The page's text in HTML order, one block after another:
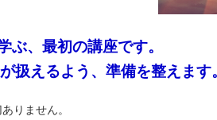
ぶ、最初の講座です。
扱えるよう、準備を整えます
りません。